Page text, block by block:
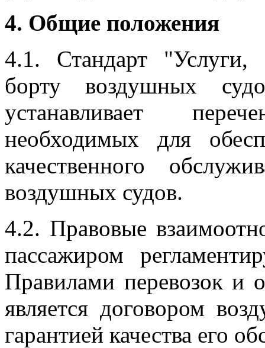
4. Общие положения
4.1. Стандарт "Услуги,
борту воздушных
устанавливает
необходимых для
качественного
воздушных судов.
4.2. Правовые
пассажиром
Правилами перевозок и
является договором
гарантией качества его